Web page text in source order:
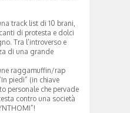
track list di 10 brani,
di protesta e dolci
Tra l’introverso e
di una grande
raggamuffin/rap
piedi” (in chiave
personale che pervade
contro una società